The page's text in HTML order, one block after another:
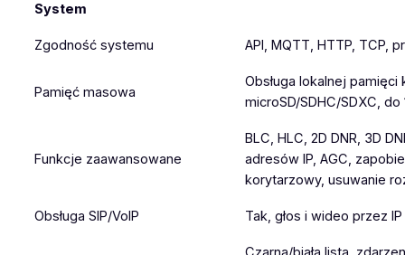
System
Zgodność systemu API, MQTT, HTTP, TCP,
Pamięć masowa
Obsługa lokalnej pamięci
microSD/SDHC/SDXC, do
Funkcje zaawansowane
BLC, HLC, 2D DNR, 3D
adresów IP, AGC,
korytarzowy, usuwanie
Obsługa SIP/VoIP Tak, głos i wideo przez IP